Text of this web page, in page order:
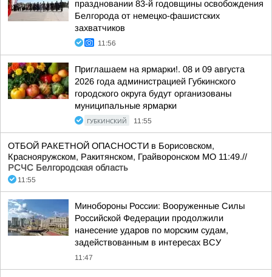
праздновании 83-й годовщины освобождения
Белгорода от немецко-фашистских
захватчиков
11:56
Приглашаем на ярмарки!. 08 и 09 августа
2026 года администрацией Губкинского
городского округа будут организованы
муниципальные ярмарки
ГУБКИНСКИЙ 11:55
ОТБОЙ РАКЕТНОЙ ОПАСНОСТИ в Борисовском,
Краснояружском, Ракитянском, Грайворонском МО 11:49.//
РСЧС Белгородская область
11:55
Минобороны России: Вооруженные Силы
Российской Федерации продолжили
нанесение ударов по морским судам,
задействованным в интересах ВСУ
11:47